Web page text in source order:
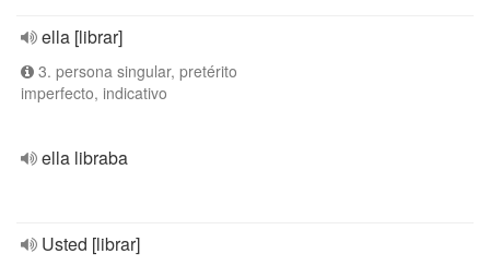
ella [librar]
3. persona singular, pretérito
imperfecto, indicativo
ella libraba
Usted [librar]